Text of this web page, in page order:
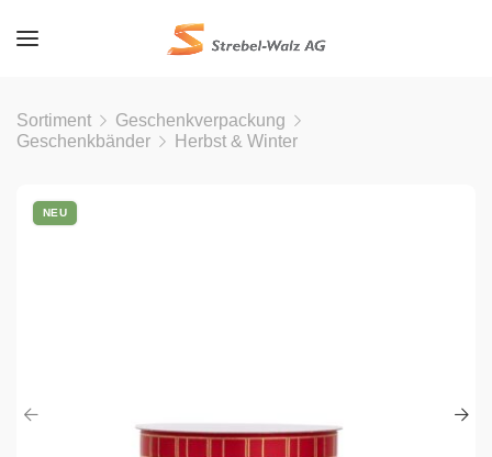
Sortiment
Geschenkverpackung
Geschenkbänder
Herbst & Winter
NEU